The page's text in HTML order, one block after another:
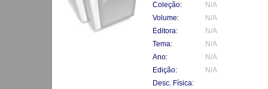
Coleção:
N/A
Volume:
N/A
Editora:
N/A
Tema:
N/A
Ano:
N/A
Edição:
N/A
Desc. Física: